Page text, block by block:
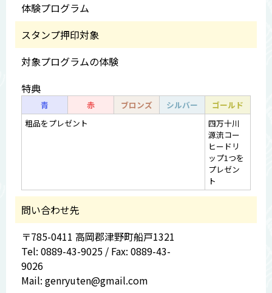
体験プログラム
スタンプ押印対象
対象プログラムの体験
特典
青 赤 ブロンズ シルバー
ゴールド
粗品をプレゼント
四万十川
源流コー
ヒードリ
ップ1つを
プレゼン
ト
問い合わせ先
〒785-0411 高岡郡津野町船戸1321
Tel: 0889-43-9025 / Fax: 0889-43-
9026
Mail: genryuten@gmail.com